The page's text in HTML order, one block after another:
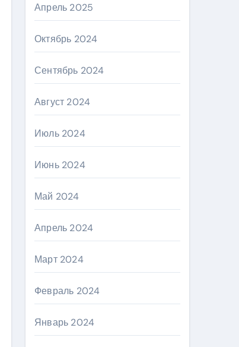
Апрель 2025
Октябрь 2024
Сентябрь 2024
Август 2024
Июль 2024
Июнь 2024
Май 2024
Апрель 2024
Март 2024
Февраль 2024
Январь 2024